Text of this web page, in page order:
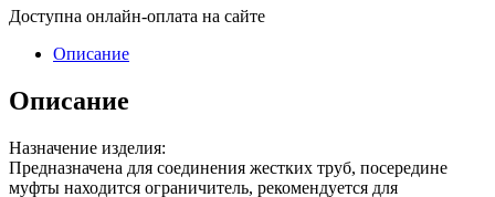
Доступна онлайн-оплата на сайте
Описание
Описание
Назначение изделия:
Предназначена для соединения жестких труб, посередине
муфты находится ограничитель, рекомендуется для